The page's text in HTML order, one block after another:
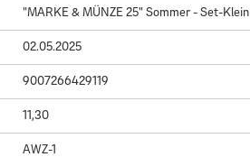
"MARKE & MÜNZE 25" Sommer - Set-Klein
02.05.2025
9007266429119
11,30
AWZ-1